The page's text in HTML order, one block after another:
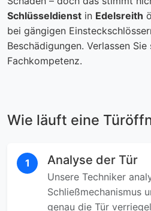
Schlüsseldienst in Edelsreith
bei gängigen
Beschädigungen. Verlassen
Fachkompetenz.
Wie läuft eine
1 Analyse der Tür
Unsere Techniker
Schließmechanismus
genau die Tür